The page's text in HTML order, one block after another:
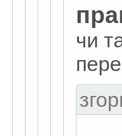
чи